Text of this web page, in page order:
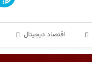
اقتصاد دیجیتال